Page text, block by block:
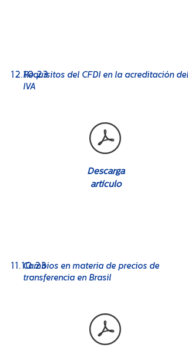
12.10.23
Requisitos del CFDI en la acreditación del
IVA
Descarga
artículo
11 .10.23
Cambios en materia de precios de
transferencia en Brasil